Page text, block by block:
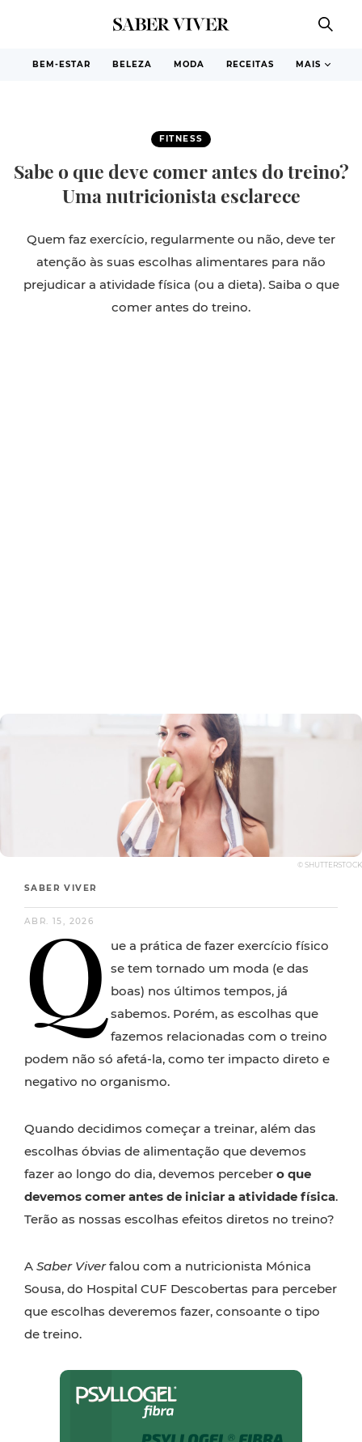
BEM-ESTAR BELEZA MODA RECEITAS MAIS
FITNESS
Sabe o que deve comer antes do treino?
Uma nutricionista esclarece
Quem faz exercício, regularmente ou não, deve ter
atenção às suas escolhas alimentares para não
prejudicar a atividade física (ou a dieta). Saiba o que
comer antes do treino.
© SHUTTERSTOCK
SABER VIVER
ABR. 15, 2026
Q
ue a prática de fazer exercício físico
se tem tornado um moda (e das
boas) nos últimos tempos, já
sabemos. Porém, as escolhas que
fazemos relacionadas com o treino
podem não só afetá-la, como ter impacto direto e
negativo no organismo.
Quando decidimos começar a treinar, além das
escolhas óbvias de alimentação que devemos
fazer ao longo do dia, devemos perceber o que
devemos comer antes de iniciar a atividade física.
Terão as nossas escolhas efeitos diretos no treino?
A Saber Viverfalou com a nutricionista Mónica
Sousa, do Hospital CUF Descobertas para perceber
que escolhas deveremos fazer, consoante o tipo
de treino.